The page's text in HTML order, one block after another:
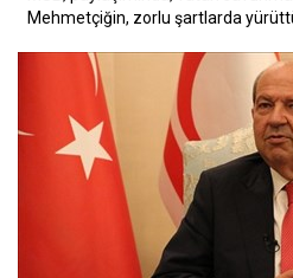
Mehmetçiğin, zorlu şartlarda